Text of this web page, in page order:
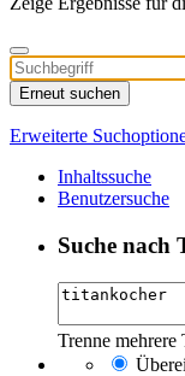
Erneut suchen
Erweiterte
Inhaltssuche
Benutzersuche
Suche nach
Trenne mehrere